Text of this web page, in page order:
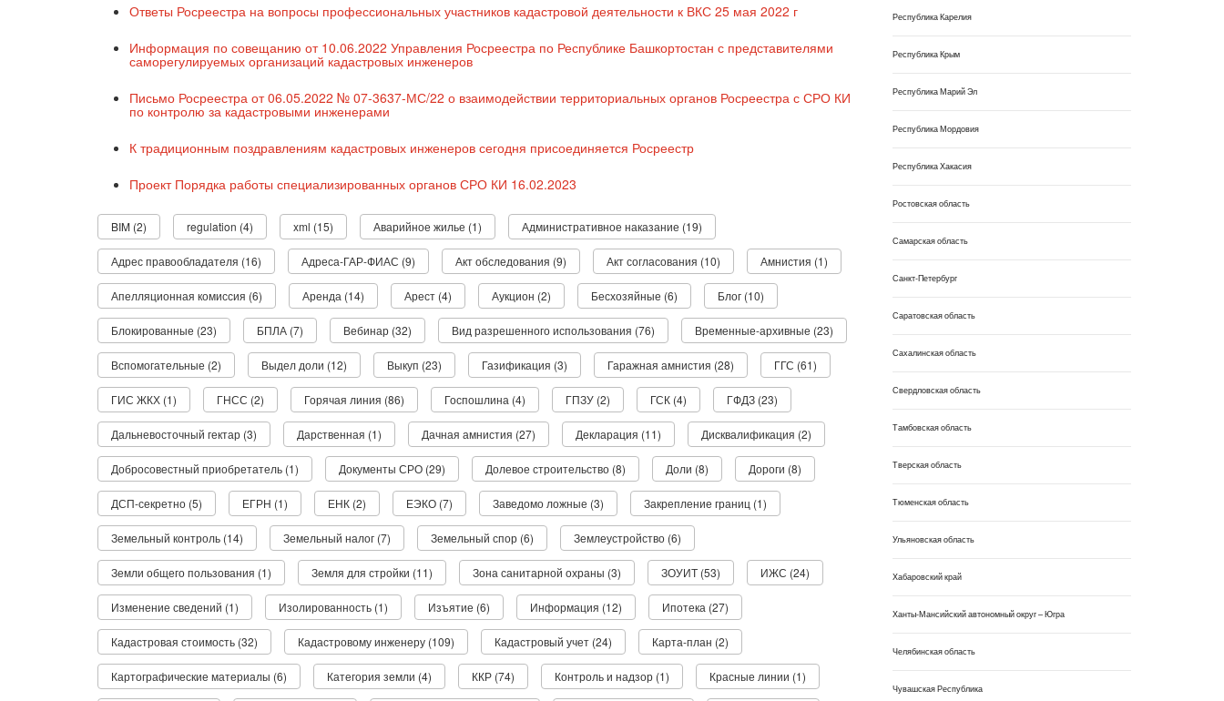
Ответы Росреестра на вопросы профессиональных участников кадастровой деятельности к ВКС 25 мая 2022 г
Информация по совещанию от 10.06.2022 Управления Росреестра по Республике Башкортостан с представителями
саморегулируемых организаций кадастровых инженеров
Письмо Росреестра от 06.05.2022 № 07-3637-МС/22 о взаимодействии территориальных органов Росреестра с СРО КИ
по контролю за кадастровыми инженерами
К традиционным поздравлениям кадастровых инженеров сегодня присоединяется Росреестр
Проект Порядка работы специализированных органов СРО КИ 16.02.2023
BIM (2) regulation (4) xml (15) Аварийное жилье (1) Административное наказание (19)
Адрес правообладателя (16) Адреса-ГАР-ФИАС (9) Акт обследования (9) Акт согласования (10) Амнистия (1)
Апелляционная комиссия (6) Аренда (14) Арест (4) Аукцион (2) Бесхозяйные (6) Блог (10)
Блокированные (23) БПЛА (7) Вебинар (32) Вид разрешенного использования (76) Временные-архивные (23)
Вспомогательные (2) Выдел доли (12) Выкуп (23) Газификация (3) Гаражная амнистия (28) ГГС (61)
ГИС ЖКХ (1) ГНСС (2) Горячая линия (86) Госпошлина (4) ГПЗУ (2) ГСК (4) ГФДЗ (23)
Дальневосточный гектар (3) Дарственная (1) Дачная амнистия (27) Декларация (11) Дисквалификация (2)
Добросовестный приобретатель (1) Документы СРО (29) Долевое строительство (8) Доли (8) Дороги (8)
ДСП-секретно (5) ЕГРН (1) ЕНК (2) ЕЭКО (7) Заведомо ложные (3) Закрепление границ (1)
Земельный контроль (14) Земельный налог (7) Земельный спор (6) Землеустройство (6)
Земли общего пользования (1) Земля для стройки (11) Зона санитарной охраны (3) ЗОУИТ (53) ИЖС (24)
Изменение сведений (1) Изолированность (1) Изъятие (6) Информация (12) Ипотека (27)
Кадастровая стоимость (32) Кадастровому инженеру (109) Кадастровый учет (24) Карта-план (2)
Картографические материалы (6) Категория земли (4) ККР (74) Контроль и надзор (1) Красные линии (1)
Республика Карелия
Республика Крым
Республика Марий Эл
Республика Мордовия
Республика Хакасия
Ростовская область
Самарская область
Санкт-Петербург
Саратовская область
Сахалинская область
Свердловская область
Тамбовская область
Тверская область
Тюменская область
Ульяновская область
Хабаровский край
Ханты-Мансийский автономный округ – Югра
Челябинская область
Чувашская Республика